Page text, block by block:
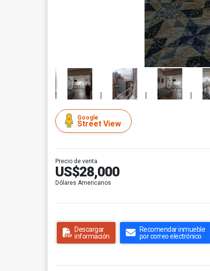
Google
Street View
Precio de venta
US$28,000
Dólares Americanos
Descargar
información
Recomendar inmueble
por correo electrónico